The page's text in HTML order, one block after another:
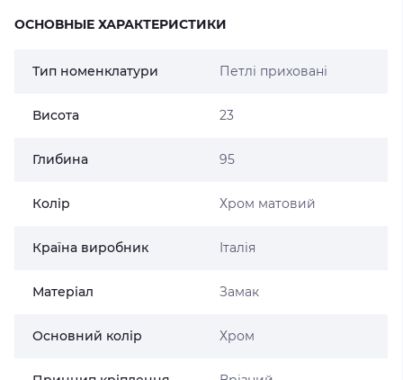
ОСНОВНЫЕ ХАРАКТЕРИСТИКИ
Тип номенклатури Петлі приховані
Висота 23
Глибина 95
Колір Хром матовий
Країна виробник Італія
Матеріал Замак
Основний колір Хром